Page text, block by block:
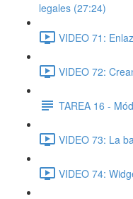
legales (27:24)
VIDEO 71:
VIDEO 72:
TAREA 16 -
VIDEO 73: La
VIDEO 74: